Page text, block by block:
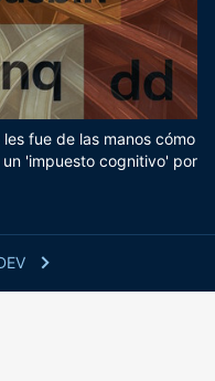
fue de las manos cómo
'impuesto cognitivo' por